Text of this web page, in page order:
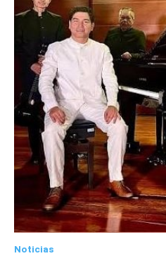
Noticias